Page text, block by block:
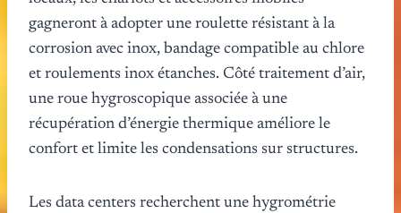
gagneront à adopter une roulette résistant à la
corrosion avec inox, bandage compatible au chlore
et roulements inox étanches. Côté traitement d’air,
une roue hygroscopique associée à une
récupération d’énergie thermique améliore le
confort et limite les condensations sur structures.
Les data centers recherchent une hygrométrie